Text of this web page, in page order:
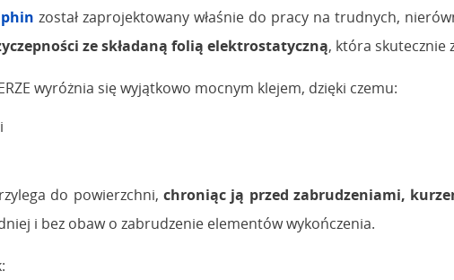
został zaprojektowany właśnie do pracy na trudnych,
ze składaną folią elektrostatyczną, która skutecznie
wyróżnia się wyjątkowo mocnym klejem, dzięki czemu:
do powierzchni, chroniąc ją przed zabrudzeniami,
i bez obaw o zabrudzenie elementów wykończenia.